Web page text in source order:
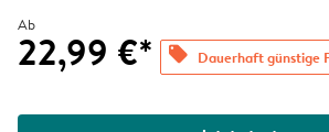
Ab
22,99 €* offers Dauerhaft günstige